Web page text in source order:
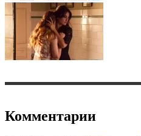
Комментарии